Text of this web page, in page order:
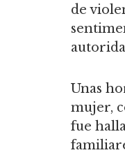
de
Unas
mujer,
fue